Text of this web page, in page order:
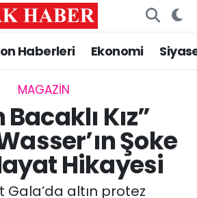
Haberleri Ekonomi
MAGAZİN
Bacaklı Kız”
Şoke
Hikayesi
Gala’da altın protez
HABERLERİ
Durumu ve Fikstür